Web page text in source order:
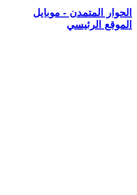
الحوار المتمدن - موبايل
الموقع الرئيسي